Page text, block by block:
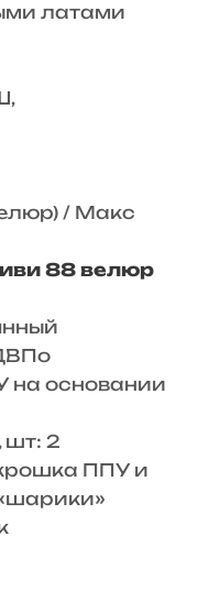
латами
/ Макс
88 велюр
на основании
шт: 2
ППУ и